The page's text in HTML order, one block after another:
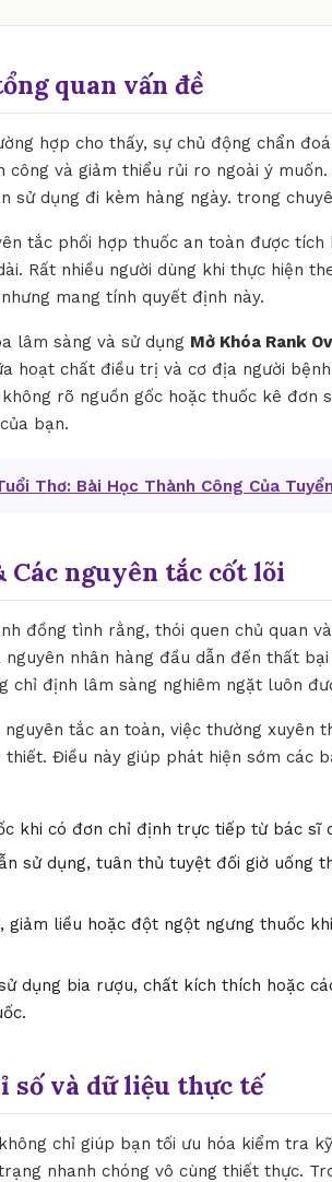
quan vấn đề
hợp cho thấy, sự chủ động chẩn
và giảm thiểu rủi ro ngoài ý
sử dụng đi kèm hàng ngày. trong
tắc phối hợp thuốc an toàn được
Rất nhiều người dùng khi thực hiện
mang tính quyết định này.
lâm sàng và sử dụng Mở Khóa Rank
hoạt chất điều trị và cơ địa người
rõ nguồn gốc hoặc thuốc kê đơn
bạn.
Thơ: Bài Học Thành Công Của
Các nguyên tắc cốt lõi
đồng tình rằng, thói quen chủ quan
nhân hàng đầu dẫn đến thất
chỉ định lâm sàng nghiêm ngặt luôn
tắc an toàn, việc thường xuyên
Điều này giúp phát hiện sớm các
khi có đơn chỉ định trực tiếp từ bác sĩ
sử dụng, tuân thủ tuyệt đối giờ uống
giảm liều hoặc đột ngột ngưng thuốc
dụng bia rượu, chất kích thích hoặc
số và dữ liệu thực tế
chỉ giúp bạn tối ưu hóa kiểm tra
nhanh chóng vô cùng thiết thực.